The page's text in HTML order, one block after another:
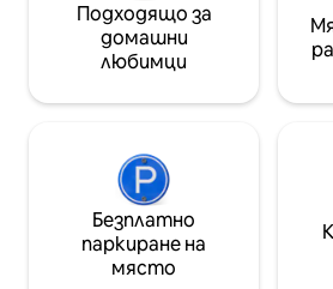
Подходящо за
домашни
любимци
Безплатно
паркиране на
място